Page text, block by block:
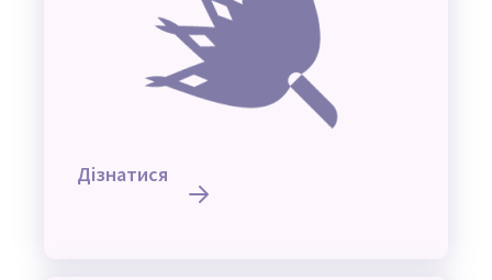
Дізнатися